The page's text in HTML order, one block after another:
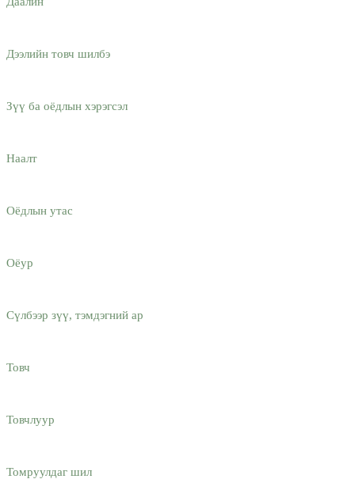
Дээлийн товч шилбэ
Зүү ба оёдлын хэрэгсэл
Наалт
Оёдлын утас
Оёур
Сүлбээр зүү, тэмдэгний ар
Товч
Товчлуур
Томруулдаг шил